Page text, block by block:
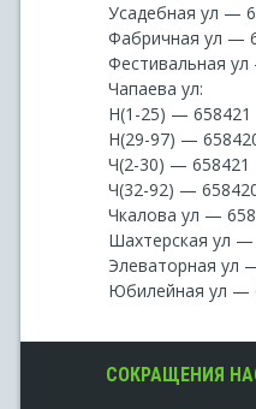
Усадебная ул —
Фабричная ул —
Фестивальная
Чапаева ул:
Н(1-25) — 658421
Н(29-97) —
Ч(2-30) — 658421
Ч(32-92) —
Чкалова ул —
Шахтерская ул —
Элеваторная ул
Юбилейная ул —
СОКРАЩЕНИЯ